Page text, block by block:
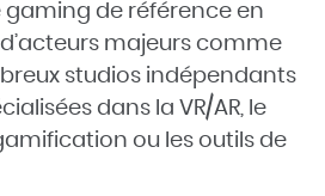
gaming de référence en
majeurs comme
studios indépendants
dans la VR/AR, le
ou les outils de